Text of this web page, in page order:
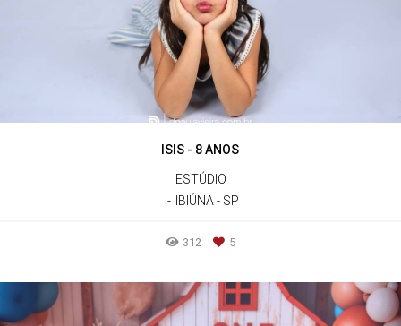
ISIS - 8 ANOS
ESTÚDIO
IBIÚNA - SP
312 5